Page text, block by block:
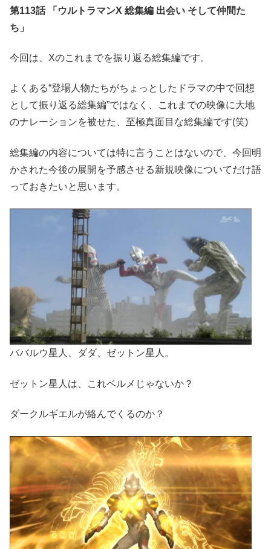
第113話 「ウルトラマンX 総集編 出会い そして仲間た
ち」
今回は、Xのこれまでを振り返る総集編です。
よくある“登場人物たちがちょっとしたドラマの中で回想
として振り返る総集編”ではなく、これまでの映像に大地
のナレーションを被せた、至極真面目な総集編です(笑)
総集編の内容については特に言うことはないので、今回明
かされた今後の展開を予感させる新規映像についてだけ語
っておきたいと思います。
ババルウ星人、ダダ、ゼットン星人。
ゼットン星人は、これベルメじゃないか？
ダークルギエルが絡んでくるのか？